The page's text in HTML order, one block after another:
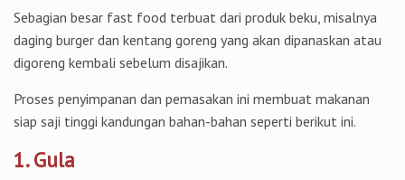
Sebagian besar fast food terbuat dari produk beku, misalnya
daging burger dan kentang goreng yang akan dipanaskan atau
digoreng kembali sebelum disajikan.
Proses penyimpanan dan pemasakan ini membuat makanan
siap saji tinggi kandungan bahan-bahan seperti berikut ini.
1. Gula